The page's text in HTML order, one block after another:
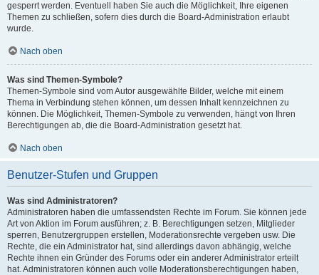
gesperrt werden. Eventuell haben Sie auch die Möglichkeit, Ihre eigenen
Themen zu schließen, sofern dies durch die Board-Administration erlaubt
wurde.
Nach oben
Was sind Themen-Symbole?
Themen-Symbole sind vom Autor ausgewählte Bilder, welche mit einem
Thema in Verbindung stehen können, um dessen Inhalt kennzeichnen zu
können. Die Möglichkeit, Themen-Symbole zu verwenden, hängt von Ihren
Berechtigungen ab, die die Board-Administration gesetzt hat.
Nach oben
Benutzer-Stufen und Gruppen
Was sind Administratoren?
Administratoren haben die umfassendsten Rechte im Forum. Sie können jede
Art von Aktion im Forum ausführen; z. B. Berechtigungen setzen, Mitglieder
sperren, Benutzergruppen erstellen, Moderationsrechte vergeben usw. Die
Rechte, die ein Administrator hat, sind allerdings davon abhängig, welche
Rechte ihnen ein Gründer des Forums oder ein anderer Administrator erteilt
hat. Administratoren können auch volle Moderationsberechtigungen haben,